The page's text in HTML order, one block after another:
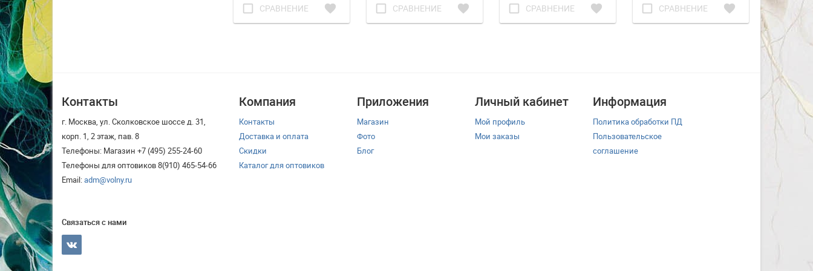
check_box_outline_blank СРАВНЕНИЕ favorite check_box_outline_blank СРАВНЕНИЕ favorite check_box_outline_blank СРАВНЕНИЕ favorite check_box_outline_blank СРАВНЕНИЕ favorite
Контакты
г. Москва, ул. Сколковское шоссе д. 31,
корп. 1, 2 этаж, пав. 8
Телефоны: Магазин +7 (495) 255-24-60
Телефоны для оптовиков 8(910) 465-54-66
Email:adm@volny.ru
Связаться с нами
Компания
Контакты
Доставка и оплата
Скидки
Каталог для оптовиков
Приложения
Магазин
Фото
Блог
Личный кабинет
Мой профиль
Мои заказы
Информация
Политика обработки ПД
Пользовательское
соглашение